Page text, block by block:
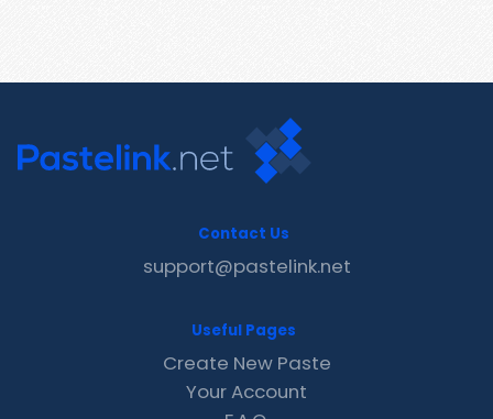
Contact Us
support@pastelink.net
Useful Pages
Create New Paste
Your Account